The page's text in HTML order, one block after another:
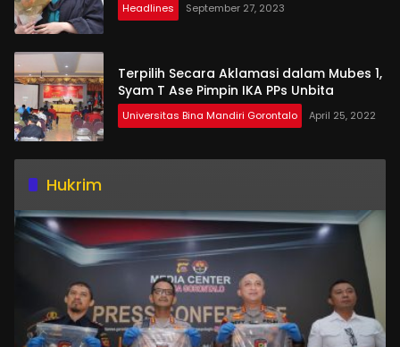
Headlines September 27, 2023
Terpilih Secara Aklamasi dalam Mubes 1,
Syam T Ase Pimpin IKA PPs Unbita
Universitas Bina Mandiri Gorontalo April 25, 2022
Hukrim